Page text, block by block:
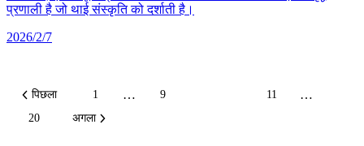
प्रणाली है जो थाई संस्कृति को दर्शाती है।
2026/2/7
पिछला 1 … 9 11 …
20 अगला